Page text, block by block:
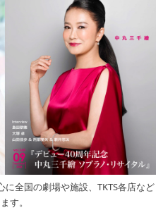
全国の劇場や施設、TKTS各店など
す。